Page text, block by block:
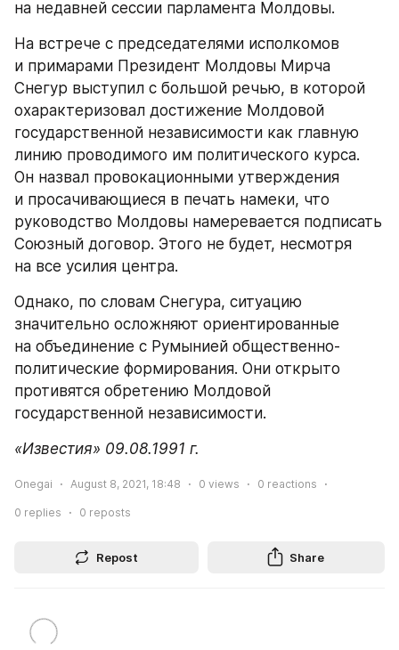
на недавней сессии парламента Молдовы.
На встрече с председателями исполкомов
и примарами Президент Молдовы Мирча
Снегур выступил с большой речью, в которой
охарактеризовал достижение Молдовой
государственной независимости как главную
линию проводимого им политического курса.
Он назвал провокационными утверждения
и просачивающиеся в печать намеки, что
руководство Молдовы намеревается подписать
Союзный договор. Этого не будет, несмотря
на все усилия центра.
Однако, по словам Снегура, ситуацию
значительно осложняют ориентированные
на объединение с Румынией общественно-
политические формирования. Они открыто
противятся обретению Молдовой
государственной независимости.
«Известия» 09.08.1991 г.
Onegai August 8, 2021, 18:48 0 views 0 reactions
0 replies 0 reposts
Repost Share